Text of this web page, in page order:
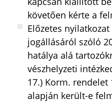
követően kérte a
Előzetes
jogállásáról szóló
hatálya alá
vészhelyzeti
17.) Korm. rendelet
alapján került-e